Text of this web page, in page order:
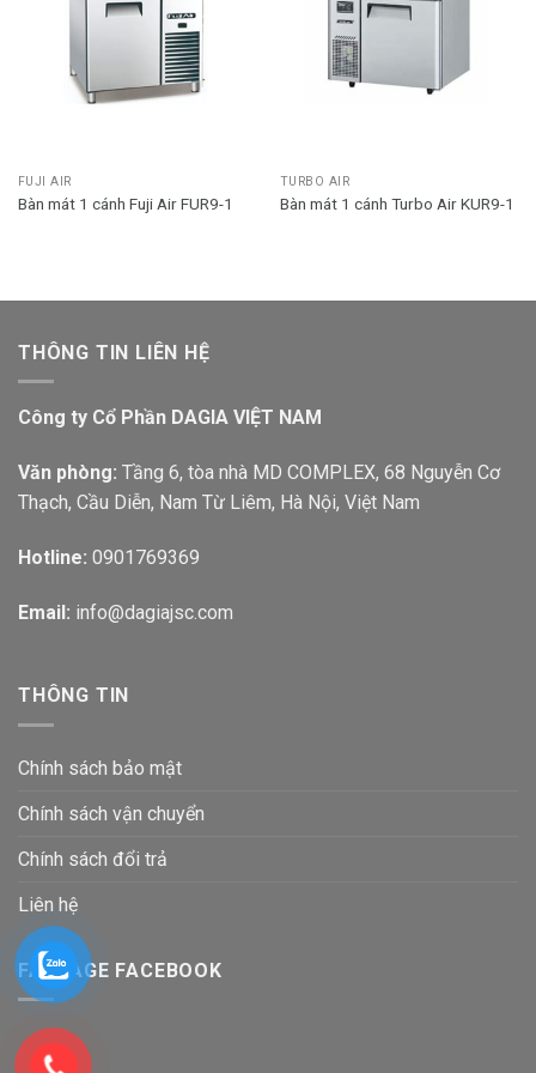
FUJI AIR
Bàn mát 1 cánh Fuji Air FUR9-1
TURBO AIR
Bàn mát 1 cánh Turbo Air KUR9-1
THÔNG TIN LIÊN HỆ
Công ty Cổ Phần DAGIA VIỆT NAM
Văn phòng: Tầng 6, tòa nhà MD COMPLEX, 68 Nguyễn Cơ
Thạch, Cầu Diễn, Nam Từ Liêm, Hà Nội, Việt Nam
Hotline: 0901769369
Email: info@dagiajsc.com
THÔNG TIN
Chính sách bảo mật
Chính sách vận chuyển
Chính sách đổi trả
Liên hệ
FANPAGE FACEBOOK